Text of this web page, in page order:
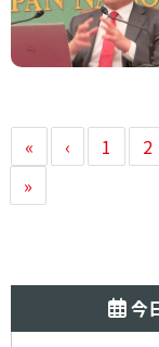
« ‹ 1 2
»
今